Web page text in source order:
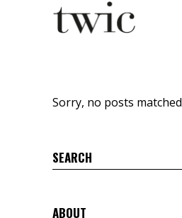
Sorry, no posts
ABOUT